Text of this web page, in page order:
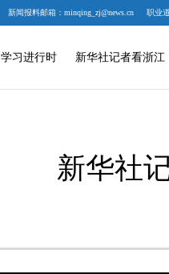
新闻报料邮箱：minqing_zj@news.cn 职业
学习进行时 新华社记者看浙江
新华社